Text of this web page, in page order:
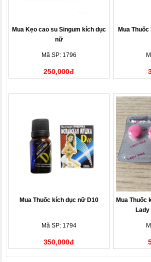
Mua Kẹo cao su Singum kích dục
nữ
Mã SP: 1796
250,000đ
Mua
Mua Thuốc kích dục nữ D10
Mã SP: 1794
350,000đ
Mua Thuốc